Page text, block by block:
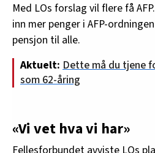
Med LOs forslag vil flere få
inn mer penger i AFP-
pensjon til alle.
Aktuelt: Dette må du tjene
som 62-åring
«Vi vet hva vi har»